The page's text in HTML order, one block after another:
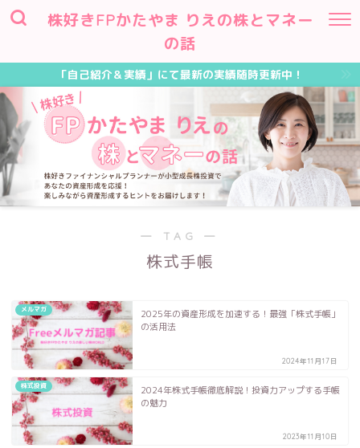
株好きFPかたやま りえの株とマネー
の話
「自己紹介＆実績」にて最新の実績随時更新中！
― TAG ―
株式手帳
メルマガ
2025年の資産形成を加速する！最強「株式手帳」
の活用法
2024年11月17日
株式投資
2024年株式手帳徹底解説！投資力アップする手帳
の魅力
2023年11月10日